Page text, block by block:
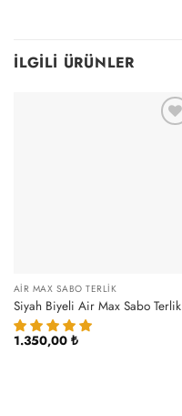
İLGILI ÜRÜNLER
AIR MAX SABO TERLIK
Siyah Biyeli Air Max Sabo Terlik
1.350,00 ₺